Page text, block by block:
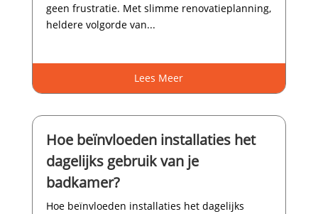
geen frustratie.​ Met slimme renovatieplanning,
heldere volgorde van...
Lees Meer
Hoe beïnvloeden installaties het
dagelijks gebruik van je
badkamer?
Hoe beïnvloeden installaties het dagelijks